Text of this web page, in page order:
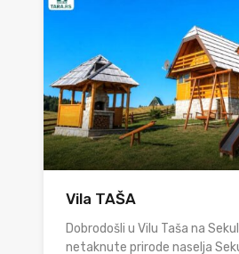
Vila TAŠA
Dobrodošli u Vilu Taša na
netaknute prirode naselja